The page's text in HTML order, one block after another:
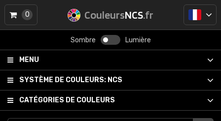
CouleursNCS.fr
Sombre Lumière
MENU
SYSTÈME DE COULEURS: NCS
CATÉGORIES DE COULEURS
0